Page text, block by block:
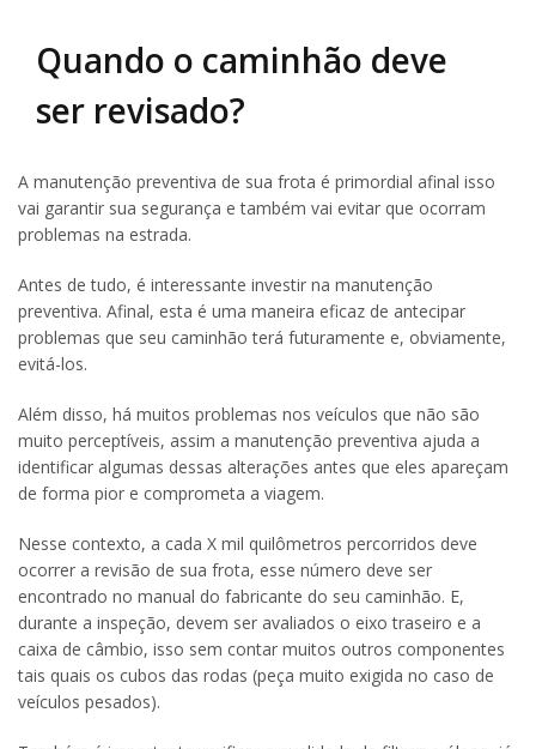
Quando o caminhão deve
ser revisado?
A manutenção preventiva de sua frota é primordial afinal isso
vai garantir sua segurança e também vai evitar que ocorram
problemas na estrada.
Antes de tudo, é interessante investir na manutenção
preventiva. Afinal, esta é uma maneira eficaz de antecipar
problemas que seu caminhão terá futuramente e, obviamente,
evitá-los.
Além disso, há muitos problemas nos veículos que não são
muito perceptíveis, assim a manutenção preventiva ajuda a
identificar algumas dessas alterações antes que eles apareçam
de forma pior e comprometa a viagem.
Nesse contexto, a cada X mil quilômetros percorridos deve
ocorrer a revisão de sua frota, esse número deve ser
encontrado no manual do fabricante do seu caminhão. E,
durante a inspeção, devem ser avaliados o eixo traseiro e a
caixa de câmbio, isso sem contar muitos outros componentes
tais quais os cubos das rodas (peça muito exigida no caso de
veículos pesados).